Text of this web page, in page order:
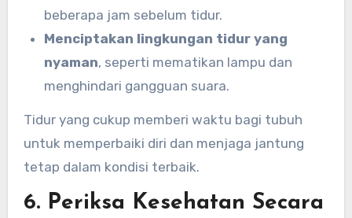
beberapa jam sebelum tidur.
Menciptakan lingkungan tidur yang
nyaman, seperti mematikan lampu dan
menghindari gangguan suara.
Tidur yang cukup memberi waktu bagi tubuh
untuk memperbaiki diri dan menjaga jantung
tetap dalam kondisi terbaik.
6. Periksa Kesehatan Secara